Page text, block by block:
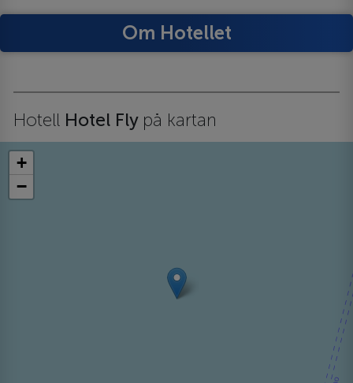
Om Hotellet
Hotell Hotel Fly på kartan
+
−